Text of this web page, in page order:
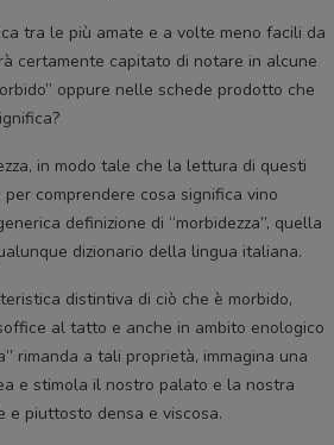
tra le più amate e a volte meno facili da
certamente capitato di notare in alcune
oppure nelle schede prodotto che
in modo tale che la lettura di questi
comprendere cosa significa vino
definizione di “morbidezza”, quella
dizionario della lingua italiana.
distintiva di ciò che è morbido,
al tatto e anche in ambito enologico
rimanda a tali proprietà, immagina una
e stimola il nostro palato e la nostra
e piuttosto densa e viscosa.